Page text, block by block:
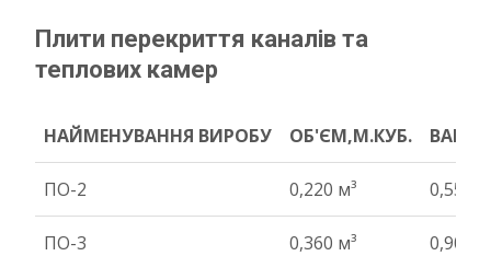
Плити перекриття каналів та
теплових камер
НАЙМЕНУВАННЯ ВИРОБУ ОБ'ЄМ,М.КУБ.
ВАГА
НАЙМЕНУВАННЯ ВИРОБУ
ОБ'ЄМ,М.КУБ. ВАГА
ПО-2 0,220 м³ 0,55 т
ПО-3 0,360 м³ 0,90 т